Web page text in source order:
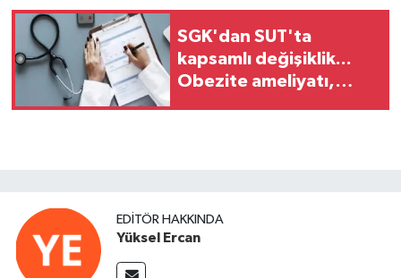
SGK'dan SUT'ta
kapsamlı değişiklik...
Obezite ameliyatı,
EDITÖR HAKKINDA
Yüksel Ercan